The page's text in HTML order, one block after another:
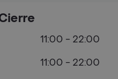
11:00 - 22:00
11:00 - 22:00